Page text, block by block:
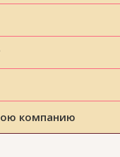
компанию